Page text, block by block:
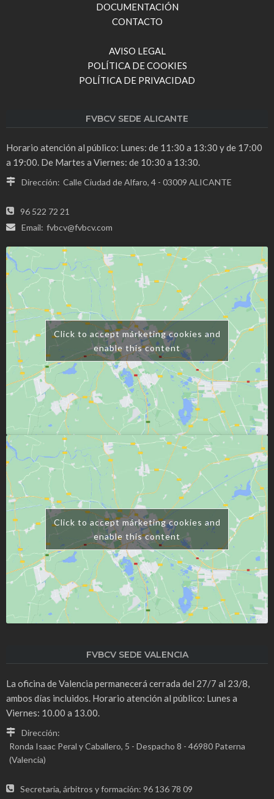
DOCUMENTACIÓN
CONTACTO
AVISO LEGAL
POLÍTICA DE COOKIES
POLÍTICA DE PRIVACIDAD
FVBCV SEDE ALICANTE
Horario atención al público: Lunes: de 11:30 a 13:30 y de 17:00
a 19:00. De Martes a Viernes: de 10:30 a 13:30.
Dirección: Calle Ciudad de Alfaro, 4 - 03009 ALICANTE
96 522 72 21
Email: fvbcv@fvbcv.com
Click to accept márketing cookies and
enable this content
Click to accept márketing cookies and
enable this content
FVBCV SEDE VALENCIA
La oficina de Valencia permanecerá cerrada del 27/7 al 23/8,
ambos días incluidos. Horario atención al público: Lunes a
Viernes: 10.00 a 13.00.
Dirección:
Ronda Isaac Peral y Caballero, 5 - Despacho 8 - 46980 Paterna
(Valencia)
Secretaria, árbitros y formación: 96 136 78 09